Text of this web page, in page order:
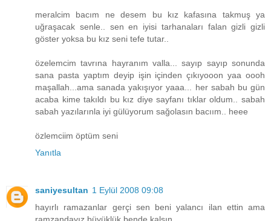
meralcim bacım ne desem bu kız kafasına takmuş ya
uğraşacak senle.. sen en iyisi tarhanaları falan gizli gizli
göster yoksa bu kız seni tefe tutar..
özelemcim tavrına hayranım valla... sayıp sayıp sonunda
sana pasta yaptım deyip işin içinden çıkıyooon yaa oooh
maşallah...ama sanada yakışıyor yaaa... her sabah bu gün
acaba kime takıldı bu kız diye sayfanı tıklar oldum.. sabah
sabah yazılarınla iyi gülüyorum sağolasın bacıım.. heee
özlemciim öptüm seni
Yanıtla
saniyesultan 1 Eylül 2008 09:08
hayırlı ramazanlar gerçi sen beni yalancı ilan ettin ama